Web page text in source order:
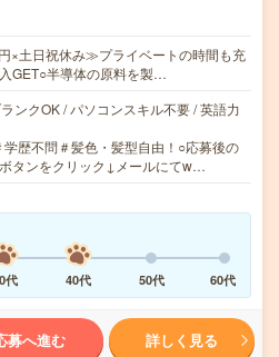
×土日祝休み≫プライベートの時間も充
GET○半導体の原料を製…
ンクOK / パソコンスキル不要 / 英語力
学歴不問＃髪色・髪型自由！○応募後の
タンをクリック↓メールにてw…
代 40代 50代 60代
募へ進む 詳しく見る